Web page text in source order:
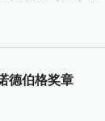
德伯格奖章